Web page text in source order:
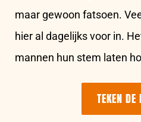
maar gewoon fatsoen.
hier al dagelijks voor in.
mannen hun stem laten
TEKEN DE